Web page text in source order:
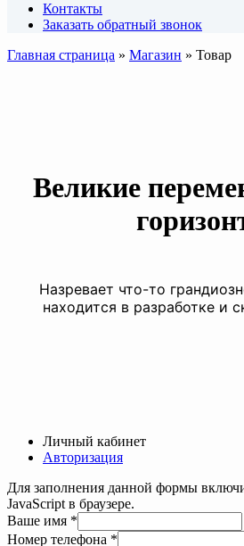
Контакты
Заказать обратный звонок
Главная страница » Магазин » Товар
Великие
Назревает что-то
находится в разработке и
Личный кабинет
Авторизация
Для заполнения данной формы
JavaScript в браузере.
имя
телефона
Ваше имя *
Номер телефона *